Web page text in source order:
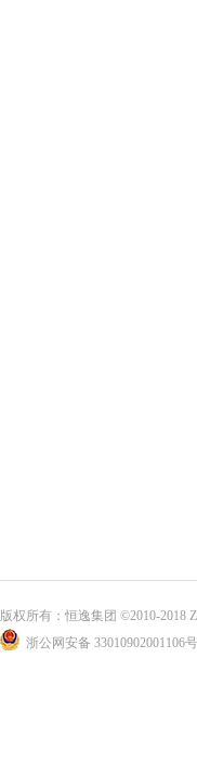
版权所有：恒逸集团 ©2010-2018
浙公网安备 33010902001106号